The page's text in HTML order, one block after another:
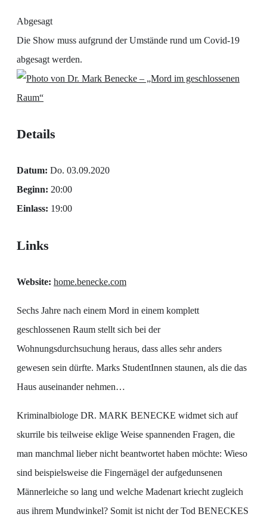
Abgesagt
Die Show muss aufgrund der Umstände rund um Covid-19
abgesagt werden.
Details
Datum: Do. 03.09.2020
Beginn: 20:00
Einlass: 19:00
Links
Website: home.benecke.com
Sechs Jahre nach einem Mord in einem komplett
geschlossenen Raum stellt sich bei der
Wohnungsdurchsuchung heraus, dass alles sehr anders
gewesen sein dürfte. Marks StudentInnen staunen, als die das
Haus auseinander nehmen…
Kriminalbiologe DR. MARK BENECKE widmet sich auf
skurrile bis teilweise eklige Weise spannenden Fragen, die
man manchmal lieber nicht beantwortet haben möchte: Wieso
sind beispielsweise die Fingernägel der aufgedunsenen
Männerleiche so lang und welche Madenart kriecht zugleich
aus ihrem Mundwinkel? Somit ist nicht der Tod BENECKES